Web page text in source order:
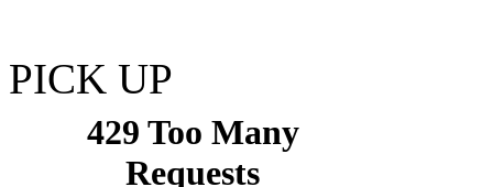
PICK UP